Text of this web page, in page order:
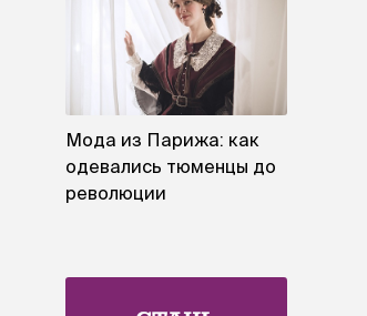
Мода из Парижа: как
одевались тюменцы до
революции